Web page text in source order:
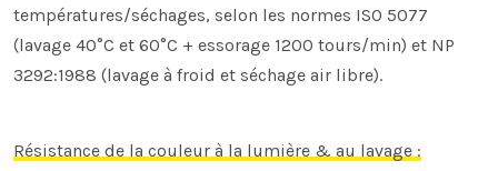
températures/séchages, selon les normes ISO 5077
(lavage 40°C et 60°C + essorage 1200 tours/min) et NP
3292:1988 (lavage à froid et séchage air libre).
Résistance de la couleur à la lumière & au lavage :